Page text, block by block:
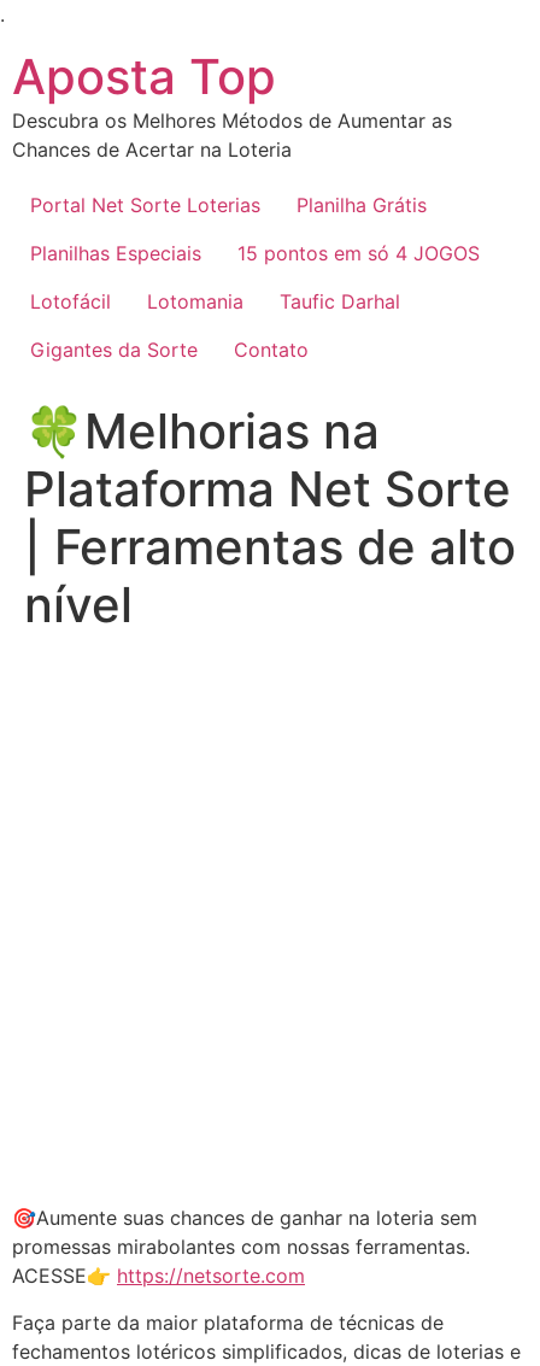
.
conteúdo
Aposta Top
Descubra os Melhores Métodos de Aumentar as
Chances de Acertar na Loteria
Portal Net Sorte Loterias
Planilha Grátis
Planilhas Especiais
15 pontos em só 4 JOGOS
Lotofácil
Lotomania
Taufic Darhal
Gigantes da Sorte
Contato
🍀Melhorias na
Plataforma Net Sorte
| Ferramentas de alto
nível
🎯Aumente suas chances de ganhar na loteria sem
promessas mirabolantes com nossas ferramentas.
ACESSE👉 https://netsorte.com
Faça parte da maior plataforma de técnicas de
fechamentos lotéricos simplificados, dicas de loterias e